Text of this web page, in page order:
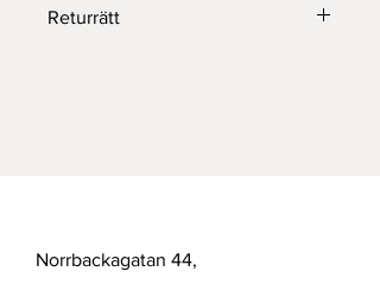
Returrätt
Norrbackagatan 44,